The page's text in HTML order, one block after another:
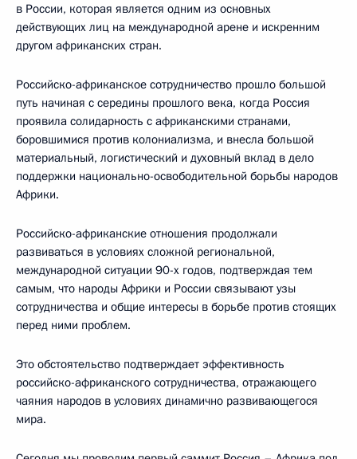
в России, которая является одним из основных
действующих лиц на международной арене и искренним
другом африканских стран.
Российско-африканское сотрудничество прошло большой
путь начиная с середины прошлого века, когда Россия
проявила солидарность с африканскими странами,
боровшимися против колониализма, и внесла большой
материальный, логистический и духовный вклад в дело
поддержки национально-освободительной борьбы народов
Африки.
Российско-африканские отношения продолжали
развиваться в условиях сложной региональной,
международной ситуации 90-х годов, подтверждая тем
самым, что народы Африки и России связывают узы
сотрудничества и общие интересы в борьбе против стоящих
перед ними проблем.
Это обстоятельство подтверждает эффективность
российско-африканского сотрудничества, отражающего
чаяния народов в условиях динамично развивающегося
мира.